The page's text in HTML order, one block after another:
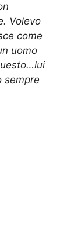
Volevo
come
uomo
sempre